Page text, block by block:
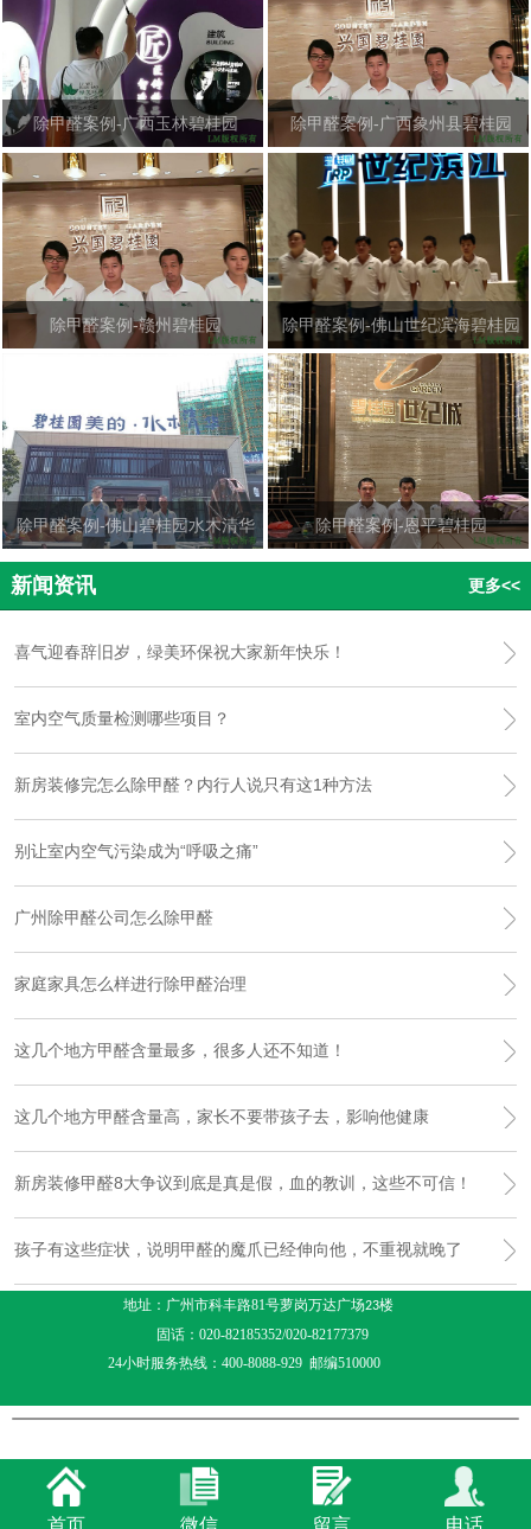
除甲醛案例-广西玉林碧桂园 除甲醛案例-广西象州县碧桂园
除甲醛案例-赣州碧桂园 除甲醛案例-佛山世纪滨海碧桂园
除甲醛案例-佛山碧桂园水木清华 除甲醛案例-恩平碧桂园
新闻资讯 更多<<
喜气迎春辞旧岁，绿美环保祝大家新年快乐！
室内空气质量检测哪些项目？
新房装修完怎么除甲醛？内行人说只有这1种方法
别让室内空气污染成为“呼吸之痛”
广州除甲醛公司怎么除甲醛
家庭家具怎么样进行除甲醛治理
这几个地方甲醛含量最多，很多人还不知道！
这几个地方甲醛含量高，家长不要带孩子去，影响他健康
新房装修甲醛8大争议到底是真是假，血的教训，这些不可信！
孩子有这些症状，说明甲醛的魔爪已经伸向他，不重视就晚了
地址：广州市科丰路81号萝岗万达广场23楼
固话：020-82185352/020-82177379
24小时服务热线：400-8088-929 邮编510000
首页 微信 留言 电话